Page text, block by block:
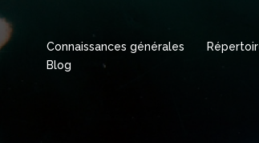
Connaissances générales
Blog